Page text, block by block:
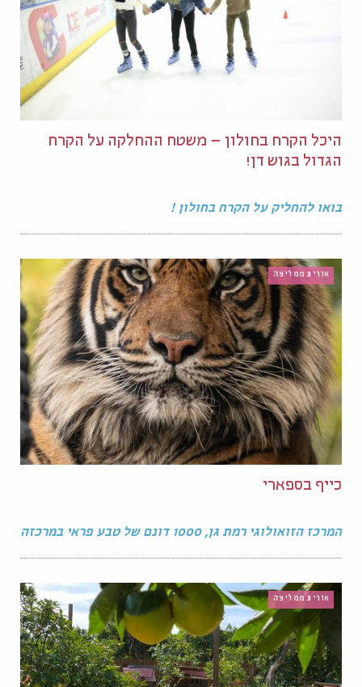
היכל הקרח בחולון – משטח ההחלקה על הקרח
הגדול בגוש דן!
בואו להחליק על הקרח בחולון !
אורית ממליצה
כייף בספארי
המרכז הזואולוגי רמת גן, 1000 דונם של טבע פראי במרכזה
אורית ממליצה